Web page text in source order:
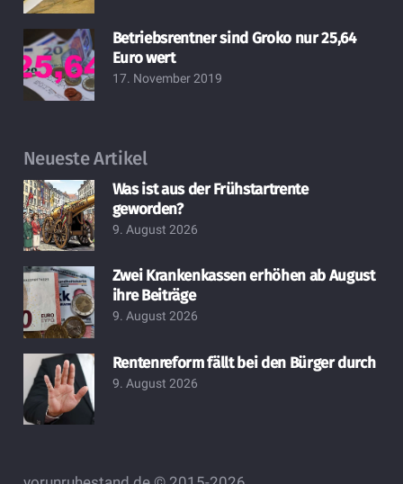
Betriebsrentner sind Groko nur 25,64
Euro wert
17. November 2019
Neueste Artikel
Was ist aus der Frühstartrente
geworden?
9. August 2026
Zwei Krankenkassen erhöhen ab August
ihre Beiträge
9. August 2026
Rentenreform fällt bei den Bürger durch
9. August 2026